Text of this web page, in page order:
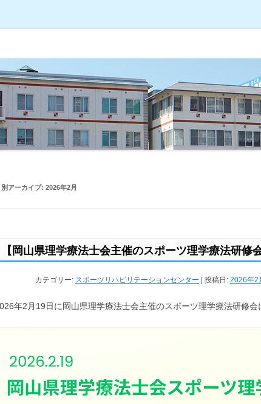
敷平成病院だより
別アーカイブ: 2026年2月
【岡山県理学療法士会主催のスポーツ理学療法研修
カテゴリー: スポーツリハビリテーションセンター | 投稿日: 2026年2
年2月19日に岡山県理学療法士会主催のスポーツ理学療法研修会